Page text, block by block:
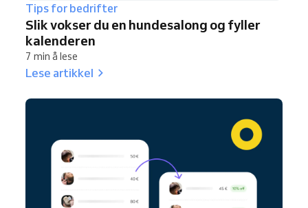
Tips for bedrifter
Slik vokser du en hundesalong og fyller
kalenderen
7 min å lese
Lese artikkel